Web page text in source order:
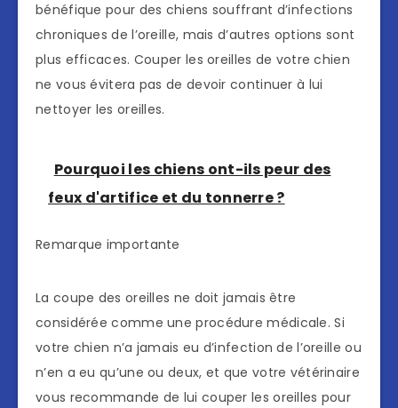
bénéfique pour des chiens souffrant d’infections
chroniques de l’oreille, mais d’autres options sont
plus efficaces. Couper les oreilles de votre chien
ne vous évitera pas de devoir continuer à lui
nettoyer les oreilles.
Pourquoi les chiens ont-ils peur des
feux d'artifice et du tonnerre ?
Remarque importante
La coupe des oreilles ne doit jamais être
considérée comme une procédure médicale. Si
votre chien n’a jamais eu d’infection de l’oreille ou
n’en a eu qu’une ou deux, et que votre vétérinaire
vous recommande de lui couper les oreilles pour